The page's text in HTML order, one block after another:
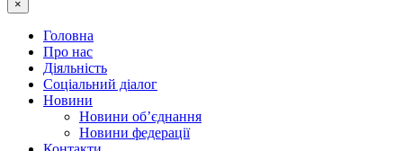
×
Головна
Про нас
Діяльність
Соціальний діалог
Новини
Новини об’єднання
Новини федерації